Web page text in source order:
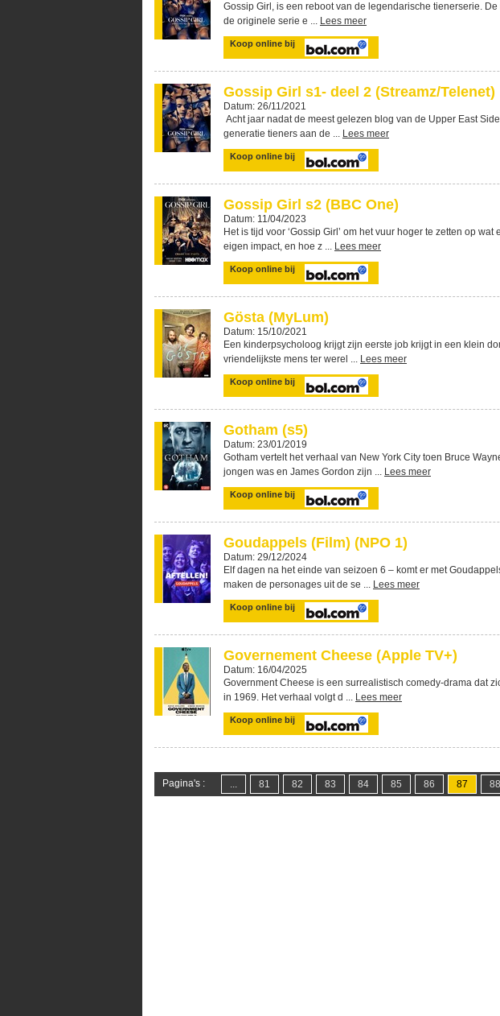
Gossip Girl, is een reboot van de legendarische tienerserie.
de originele serie e ... Lees meer
Koop online bij
Gossip Girl s1- deel 2 (Streamz/Telenet)
Datum: 26/11/2021
Acht jaar nadat de meest gelezen blog van de Upper East
generatie tieners aan de ... Lees meer
Koop online bij
Gossip Girl s2 (BBC One)
Datum: 11/04/2023
Het is tijd voor ‘Gossip Girl’ om het vuur hoger te zetten op
eigen impact, en hoe z ... Lees meer
Koop online bij
Gösta (MyLum)
Datum: 15/10/2021
Een kinderpsycholoog krijgt zijn eerste job krijgt in een klein
vriendelijkste mens ter werel ... Lees meer
Koop online bij
Gotham (s5)
Datum: 23/01/2019
Gotham vertelt het verhaal van New York City toen Bruce
jongen was en James Gordon zijn ... Lees meer
Koop online bij
Goudappels (Film) (NPO 1)
Datum: 29/12/2024
Elf dagen na het einde van seizoen 6 – komt er met
maken de personages uit de se ... Lees meer
Koop online bij
Governement Cheese (Apple TV+)
Datum: 16/04/2025
Government Cheese is een surrealistisch comedy-drama dat
in 1969. Het verhaal volgt d ... Lees meer
Koop online bij
Pagina's : ... 81 82 83 84 85 86 87 88